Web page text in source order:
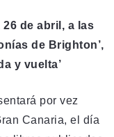
de abril, a las
de Brighton’,
y vuelta’
por vez
Canaria, el día